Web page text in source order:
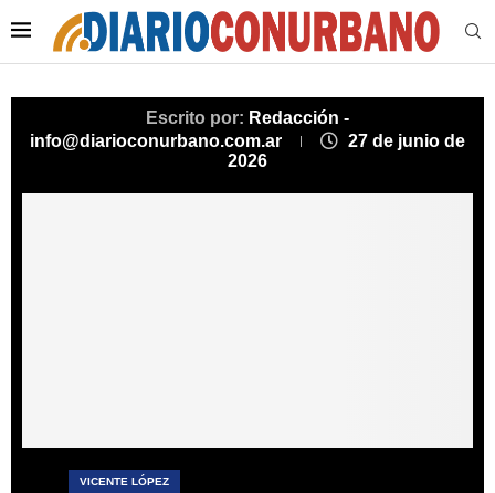
Escrito por: Redacción -
info@diarioconurbano.com.ar
27 de junio de
2026
VICENTE LÓPEZ